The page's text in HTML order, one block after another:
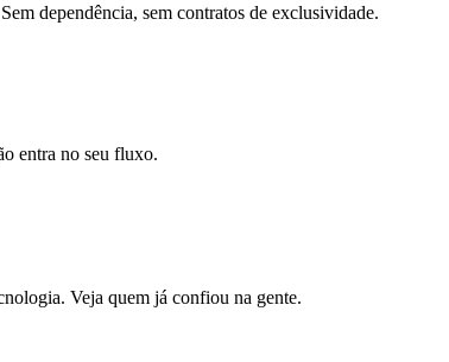
dependência, sem contratos de exclusividade.
entra no seu fluxo.
Veja quem já confiou na gente.